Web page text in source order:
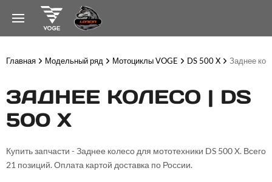
Главная Модельный ряд Мотоциклы VOGE DS 500 X Заднее
ЗАДНЕЕ КОЛЕСО | DS
500 X
Купить запчасти - Заднее колесо для мототехники DS 500 X. Всего
21 позиций. Оплата картой доставка по России.